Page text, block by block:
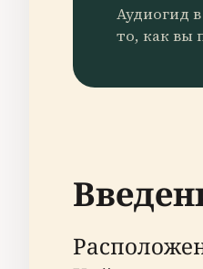
Аудиогид
то, как вы